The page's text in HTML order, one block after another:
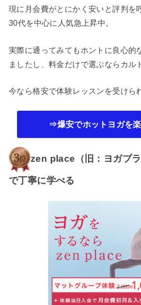
現に月会費がとにかく安いと評判を
30代を中心に人気急上昇中。
実際に通ってみてもホントに良心的
ましたし、料金だけで選ぶならカル
今なら格安で体験レッスンを受け
⇒爆安でホットヨガを
zen place（旧：ヨガプ
で丁寧に学べる